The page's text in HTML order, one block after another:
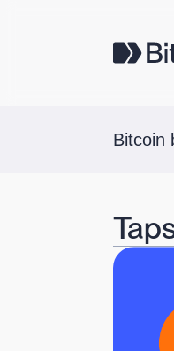
Bitcoin